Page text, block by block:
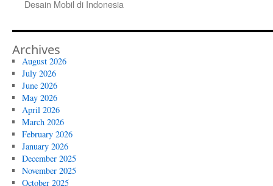
Desain Mobil di Indonesia
Archives
August 2026
July 2026
June 2026
May 2026
April 2026
March 2026
February 2026
January 2026
December 2025
November 2025
October 2025